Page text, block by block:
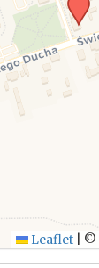
Leaflet ©